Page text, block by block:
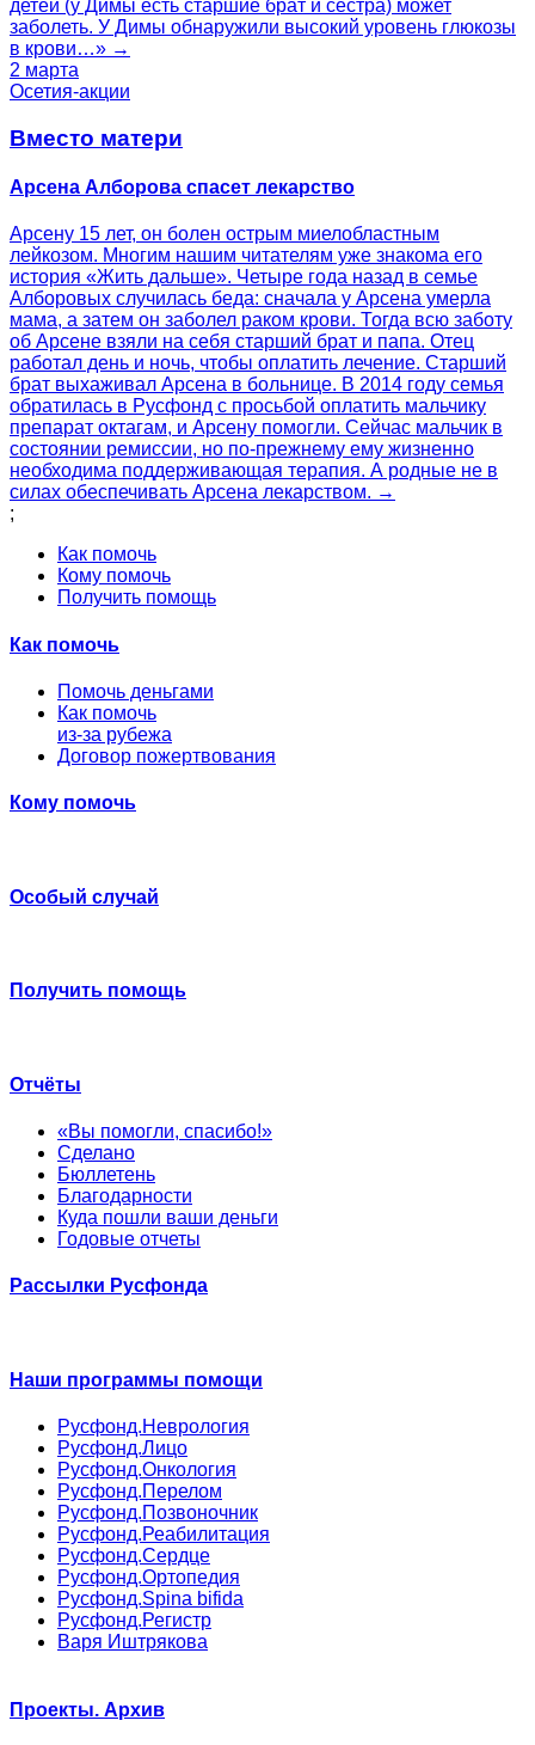
детей (у Димы есть старшие брат и сестра) может
заболеть. У Димы обнаружили высокий уровень глюкозы
в крови…» →
2 марта
Осетия-акции
Вместо матери
Арсена Алборова спасет лекарство
Арсену 15 лет, он болен острым миелобластным
лейкозом. Многим нашим читателям уже знакома его
история «Жить дальше». Четыре года назад в семье
Алборовых случилась беда: сначала у Арсена умерла
мама, а затем он заболел раком крови. Тогда всю заботу
об Арсене взяли на себя старший брат и папа. Отец
работал день и ночь, чтобы оплатить лечение. Старший
брат выхаживал Арсена в больнице. В 2014 году семья
обратилась в Русфонд с просьбой оплатить мальчику
препарат октагам, и Арсену помогли. Сейчас мальчик в
состоянии ремиссии, но по-прежнему ему жизненно
необходима поддерживающая терапия. А родные не в
силах обеспечивать Арсена лекарством. →
;
Как помочь
Кому помочь
Получить помощь
Как помочь
Помочь деньгами
Как помочь
из-за рубежа
Договор пожертвования
Кому помочь
Особый случай
Получить помощь
Отчёты
«Вы помогли, спасибо!»
Сделано
Бюллетень
Благодарности
Куда пошли ваши деньги
Годовые отчеты
Рассылки Русфонда
Наши программы помощи
Русфонд.Неврология
Русфонд.Лицо
Русфонд.Онкология
Русфонд.Перелом
Русфонд.Позвоночник
Русфонд.Реабилитация
Русфонд.Сердце
Русфонд.Ортопедия
Русфонд.Spina bifida
Русфонд.Регистр
Варя Иштрякова
Проекты. Архив